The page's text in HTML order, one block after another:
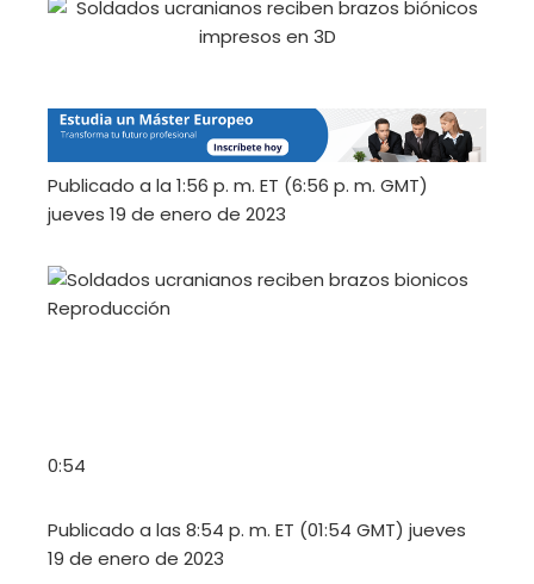
Publicado a la 1:56 p. m. ET (6:56 p. m. GMT)
jueves 19 de enero de 2023
Reproducción
0:54
Publicado a las 8:54 p. m. ET (01:54 GMT) jueves
19 de enero de 2023